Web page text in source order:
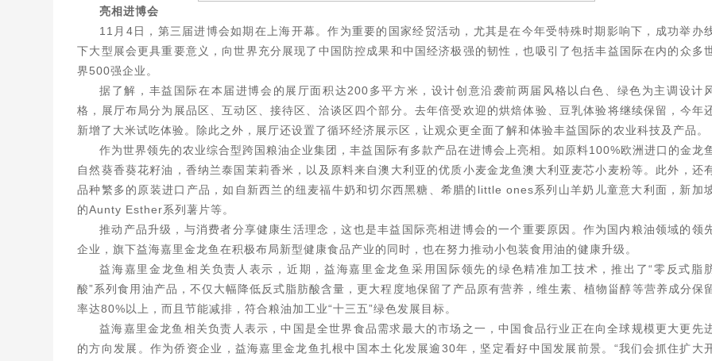
亮相进博会
11月4日，第三届进博会如期在上海开幕。作为重要的国家经贸活动，尤其是在今年受特殊时期影响下，成功举办
下大型展会更具重要意义，向世界充分展现了中国防控成果和中国经济极强的韧性，也吸引了包括丰益国际在内的众多
界500强企业。
据了解，丰益国际在本届进博会的展厅面积达200多平方米，设计创意沿袭前两届风格以白色、绿色为主调设计
格，展厅布局分为展品区、互动区、接待区、洽谈区四个部分。去年倍受欢迎的烘焙体验、豆乳体验将继续保留，今年
新增了大米试吃体验。除此之外，展厅还设置了循环经济展示区，让观众更全面了解和体验丰益国际的农业科技及产品。
作为世界领先的农业综合型跨国粮油企业集团，丰益国际有多款产品在进博会上亮相。如原料100%欧洲进口的金龙
自然葵香葵花籽油，香纳兰泰国茉莉香米，以及原料来自澳大利亚的优质小麦金龙鱼澳大利亚麦芯小麦粉等。此外，还
品种繁多的原装进口产品，如自新西兰的纽麦福牛奶和切尔西黑糖、希腊的little ones系列山羊奶儿童意大利面，新加
的Aunty Esther系列薯片等。
推动产品升级，与消费者分享健康生活理念，这也是丰益国际亮相进博会的一个重要原因。作为国内粮油领域的领
企业，旗下益海嘉里金龙鱼在积极布局新型健康食品产业的同时，也在努力推动小包装食用油的健康升级。
益海嘉里金龙鱼相关负责人表示，近期，益海嘉里金龙鱼采用国际领先的绿色精准加工技术，推出了“零反式脂
酸”系列食用油产品，不仅大幅降低反式脂肪酸含量，更大程度地保留了产品原有营养，维生素、植物甾醇等营养成分保
率达80%以上，而且节能减排，符合粮油加工业“十三五”绿色发展目标。
益海嘉里金龙鱼相关负责人表示，中国是全世界食品需求最大的市场之一，中国食品行业正在向全球规模更大更先
的方向发展。作为侨资企业，益海嘉里金龙鱼扎根中国本土化发展逾30年，坚定看好中国发展前景。“我们会抓住扩大